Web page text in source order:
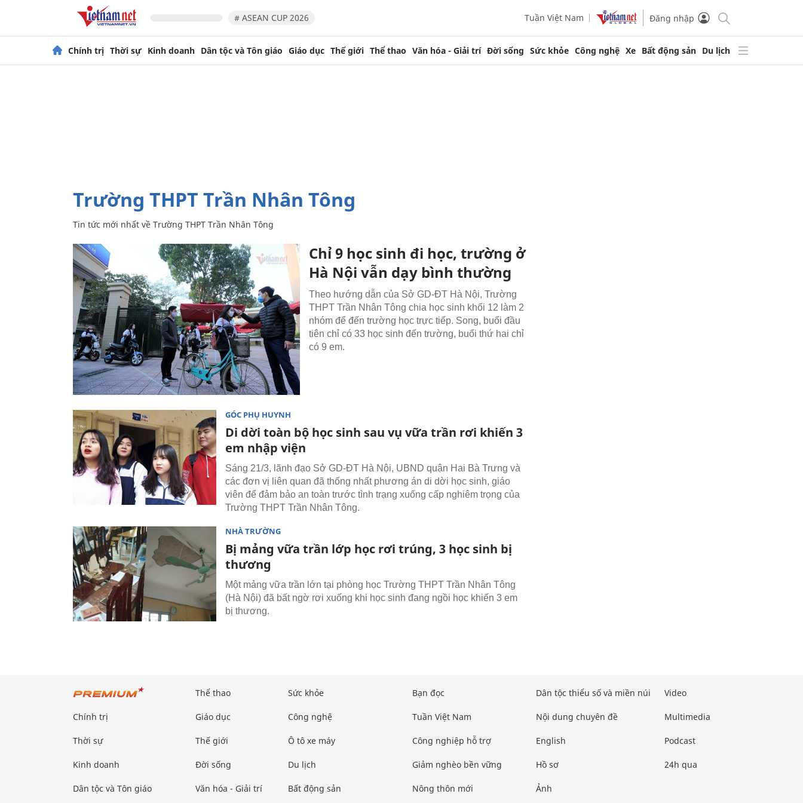
# ASEAN CUP 2026 Tuần Việt Nam Đăng nhập
Chính trị Thời sự Kinh doanh Dân tộc và Tôn giáo Giáo dục Thế giới Thể thao Văn hóa - Giải trí Đời sống Sức khỏe Công nghệ Xe Bất động sản Du lịch
Trường THPT Trần Nhân Tông
Tin tức mới nhất về Trường THPT Trần Nhân Tông
Chỉ 9 học sinh đi học, trường ở
Hà Nội vẫn dạy bình thường
Theo hướng dẫn của Sở GD-ĐT Hà Nội, Trường
THPT Trần Nhân Tông chia học sinh khối 12 làm 2
nhóm để đến trường học trực tiếp. Song, buổi đầu
tiên chỉ có 33 học sinh đến trường, buổi thứ hai chỉ
có 9 em.
GÓC PHỤ HUYNH
Di dời toàn bộ học sinh sau vụ vữa trần rơi khiến 3
em nhập viện
Sáng 21/3, lãnh đạo Sở GD-ĐT Hà Nội, UBND quận Hai Bà Trưng và
các đơn vị liên quan đã thống nhất phương án di dời học sinh, giáo
viên để đảm bảo an toàn trước tình trạng xuống cấp nghiêm trọng của
Trường THPT Trần Nhân Tông.
NHÀ TRƯỜNG
Bị mảng vữa trần lớp học rơi trúng, 3 học sinh bị
thương
Một mảng vữa trần lớn tại phòng học Trường THPT Trần Nhân Tông
(Hà Nội) đã bất ngờ rơi xuống khi học sinh đang ngồi học khiến 3 em
bị thương.
Chính trị
Thời sự
Kinh doanh
Dân tộc và Tôn giáo
Thể thao
Giáo dục
Thế giới
Đời sống
Văn hóa - Giải trí
Sức khỏe
Công nghệ
Ô tô xe máy
Du lịch
Bất động sản
Bạn đọc
Tuần Việt Nam
Công nghiệp hỗ trợ
Giảm nghèo bền vững
Nông thôn mới
Dân tộc thiểu số và miền núi
Nội dung chuyên đề
English
Hồ sơ
Ảnh
Video
Multimedia
Podcast
24h qua